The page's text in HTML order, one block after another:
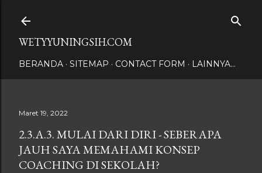
WETYYUNINGSIH.COM
BERANDA SITEMAP CONTACT FORM LAINNYA…
Maret 19, 2022
2.3.A.3. MULAI DARI DIRI - SEBERAPA
JAUH SAYA MEMAHAMI KONSEP
COACHING DI SEKOLAH?